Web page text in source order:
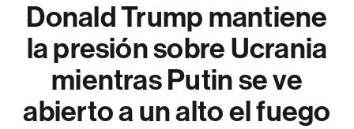
Donald Trump mantiene
la presión sobre Ucrania
mientras Putin se ve
abierto a un alto el fuego